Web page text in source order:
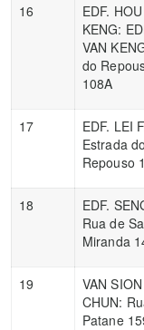
16
EDF.
KENG:
VAN
do
108A
17
EDF. LEI
Estrada do
Repouso
18
EDF.
Rua de
Miranda
19
VAN
CHUN:
Patane